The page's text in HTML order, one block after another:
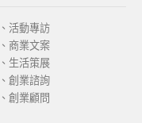
活動專訪
商業文案
生活策展
創業諮詢
創業顧問